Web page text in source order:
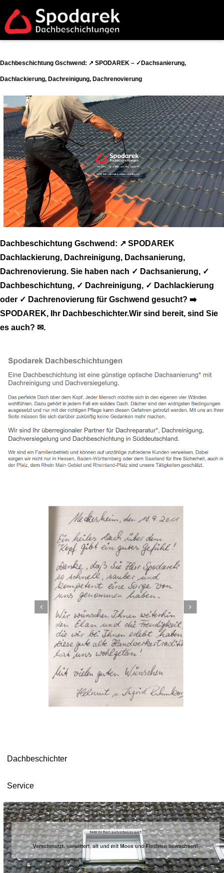
Dachbeschichtung Gschwend: ↗️ SPODAREK – ✓Dachsanierung,
Dachlackierung, Dachreinigung, Dachrenovierung
Dachbeschichtung Gschwend: ↗️ SPODAREK
Dachlackierung, Dachreinigung, Dachsanierung,
Dachrenovierung. Sie haben nach ✓ Dachsanierung, ✓
Dachbeschichtung, ✓ Dachreinigung, ✓ Dachlackierung
oder ✓ Dachrenovierung für Gschwend gesucht? ➡️
SPODAREK, Ihr Dachbeschichter.Wir sind bereit, sind Sie
es auch? ✉.
Dachbeschichter
Service